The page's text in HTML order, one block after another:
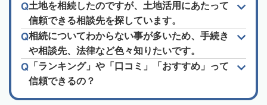
土地を相続したのですが、土地活用にあたって
信頼できる相談先を探しています。
相続についてわからない事が多いため、手続き
や相談先、法律など色々知りたいです。
「ランキング」や「口コミ」「おすすめ」って
信頼できるの？